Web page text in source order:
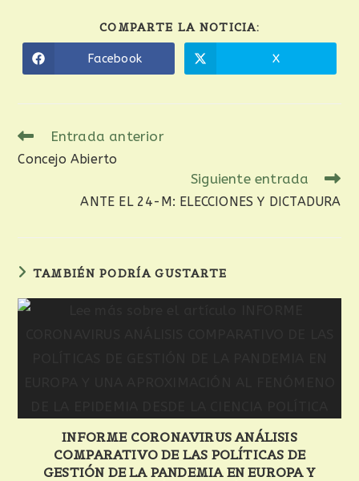
COMPARTE LA NOTICIA:
Facebook X
Entrada anterior
Concejo Abierto
Siguiente entrada
ANTE EL 24-M: ELECCIONES Y DICTADURA
TAMBIÉN PODRÍA GUSTARTE
INFORME CORONAVIRUS ANÁLISIS
COMPARATIVO DE LAS POLÍTICAS DE
GESTIÓN DE LA PANDEMIA EN EUROPA Y